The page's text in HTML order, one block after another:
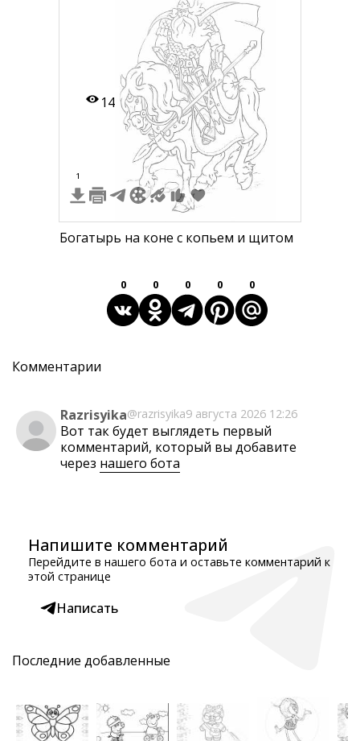
14
1
Богатырь на коне с копьем и щитом
0 0 0 0 0
Комментарии
Razrisyika@razrisyika9 августа 2026 12:26
Вот так будет выглядеть первый
комментарий, который вы добавите
через нашего бота
Напишите комментарий
Перейдите в нашего бота и оставьте комментарий к
этой странице
Написать
Последние добавленные